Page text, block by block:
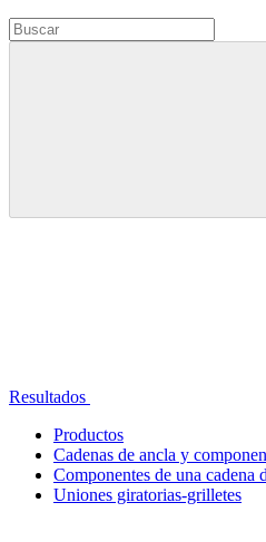
Resultados
Productos
Cadenas de ancla y
Componentes de una cadena
Uniones giratorias-grilletes